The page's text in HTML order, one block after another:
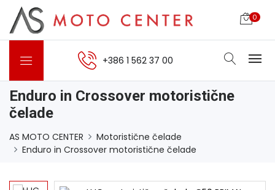
0
+386 1 562 37 00
Enduro in Crossover motoristične
čelade
AS MOTO CENTER
Motoristične čelade
Enduro in Crossover motoristične čelade